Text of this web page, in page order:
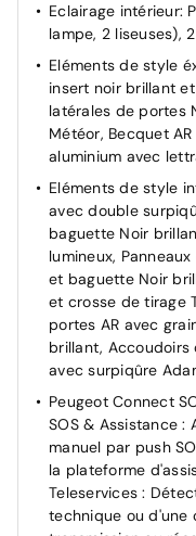
Pack Visibilité -
croisement -
automatique -
d'accompagnement
Rétroviseur
Verrouillage
Visiopark 1:
stationnement AV/
Eclairage intérieur:
lampe, 2 liseuses),
Eléments de style
insert noir brillant
latérales de portes
Météor, Becquet
aluminium avec
Eléments de style
avec double
baguette Noir
lumineux,
et baguette Noir
et crosse de tirage
portes AR avec
brillant, Accoudoirs
avec surpiqûre
Peugeot Connect
SOS & Assistance
manuel par push
la plateforme
Teleservices :
technique ou d'une